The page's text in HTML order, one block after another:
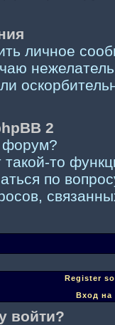
личное
2
форум?
то
по
Register
Вход на
войти?